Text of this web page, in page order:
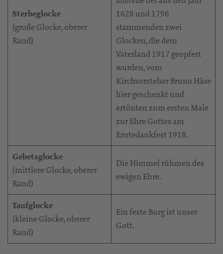
Sterbeglocke
(große Glocke, oberer
Rand)
1628 und 1796
stammenden zwei
Glocken, die dem
Vaterland 1917 geopfert
wurden, vom
Kirchvorsteher Bruno Häse
hier geschenkt und
ertönten zum ersten Male
zur Ehre Gottes am
Erntedankfest 1918.
Gebetsglocke
(mittlere Glocke, oberer
Rand)
Die Himmel rühmen des
ewigen Ehre.
Taufglocke
(kleine Glocke, oberer
Rand)
Ein feste Burg ist unser
Gott.